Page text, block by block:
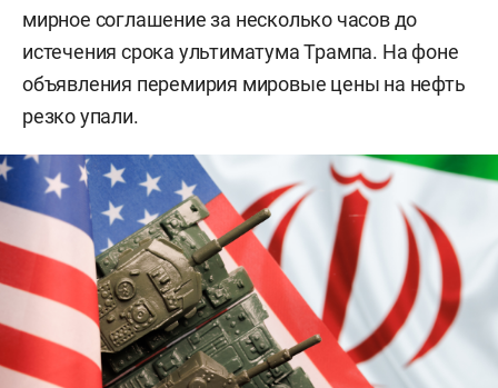
мирное соглашение за несколько часов до
истечения срока ультиматума Трампа. На фоне
объявления перемирия мировые цены на нефть
резко упали.